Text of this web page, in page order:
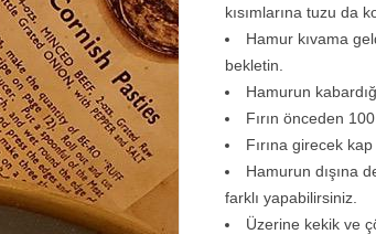
kısımlarına tuzu da
Hamur kıvama
bekletin.
Hamurun
Fırın önceden 100
Fırına girecek
Hamurun dışına
farklı yapabilirsiniz.
Üzerine kekik ve